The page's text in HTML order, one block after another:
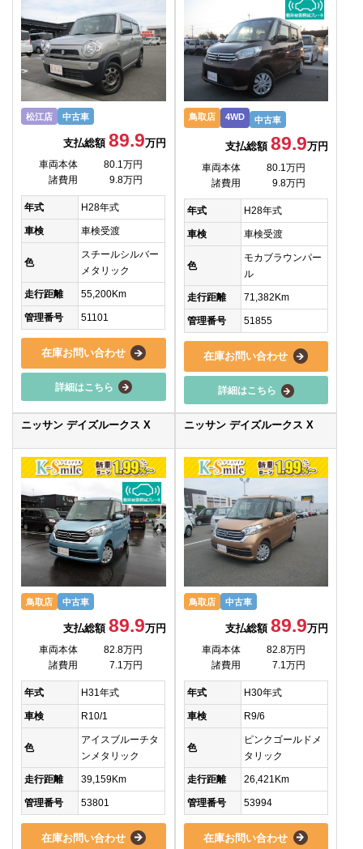
松江店 中古車
支払総額 89.9万円
車両本体
80.1万円
諸費用
9.8万円
年式 H28年式
車検 車検受渡
色
スチールシルバー
メタリック
走行距離 55,200Km
管理番号 51101
在庫お問い合わせ
詳細はこちら
鳥取店 4WD 中古車
支払総額89.9万円
車両本体
80.1万円
諸費用
9.8万円
年式 H28年式
車検 車検受渡
色
モカブラウンパー
ル
走行距離 71,382Km
管理番号 51855
在庫お問い合わせ
詳細はこちら
ニッサン デイズルークス X
鳥取店 中古車
支払総額 89.9万円
車両本体
82.8万円
諸費用
7.1万円
年式 H31年式
車検 R10/1
色
アイスブルーチタ
ンメタリック
走行距離 39,159Km
管理番号 53801
在庫お問い合わせ
ニッサン デイズルークス X
鳥取店 中古車
支払総額89.9万円
車両本体
82.8万円
諸費用
7.1万円
年式 H30年式
車検 R9/6
色
ピンクゴールドメ
タリック
走行距離 26,421Km
管理番号 53994
在庫お問い合わせ